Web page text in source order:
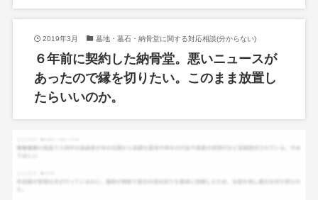
2019年3月 墓地・墓石・納骨堂に関する対応相談(分からない)
６年前に契約した納骨堂。悪いニュースが
あったので縁を切りたい。このまま放置し
たらいいのか。